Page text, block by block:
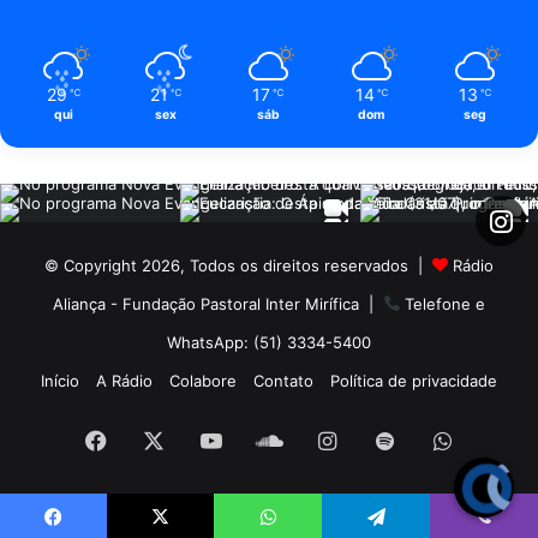
29 ℃
qui
21 ℃
sex
17 ℃
sáb
14 ℃
dom
13 ℃
seg
© Copyright 2026, Todos os direitos reservados |
Rádio
Aliança - Fundação Pastoral Inter Mirífica|
Telefone e
WhatsApp: (51) 3334-5400
Início
A Rádio Colabore Contato Política de privacidade
Facebook YouTubeSoundCloud
Instagram
Spotify